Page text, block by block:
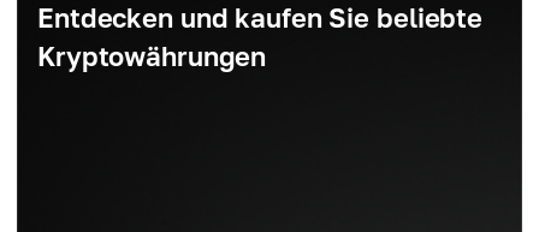
Entdecken und kaufen Sie beliebte
Kryptowährungen